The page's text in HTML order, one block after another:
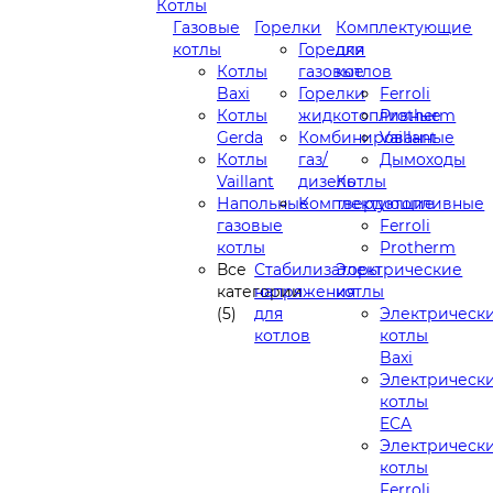
Котлы
Газовые
котлы
Котлы
Baxi
Котлы
Gerda
Котлы
Vaillant
Напольные
газовые
котлы
Все
категории
(5)
Горелки
Горелки
газовые
Горелки
жидкотопливные
Комбинированные
газ/
дизель
Комплектующие
Комплектующие
для
котлов
Ferroli
Protherm
Vaillant
Дымоходы
Котлы
твердотопливные
Ferroli
Protherm
Стабилизаторы
напряжения
для
котлов
Электрические
котлы
котлы
Baxi
котлы
ECA
котлы